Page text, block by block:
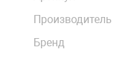
Производитель
Бренд